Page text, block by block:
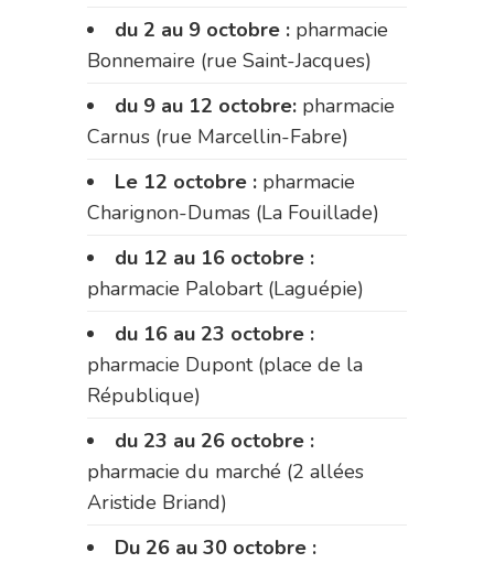
du 2 au 9 octobre : pharmacie
Bonnemaire (rue Saint-Jacques)
du 9 au 12 octobre: pharmacie
Carnus (rue Marcellin-Fabre)
Le 12 octobre : pharmacie
Charignon-Dumas (La Fouillade)
du 12 au 16 octobre :
pharmacie Palobart (Laguépie)
du 16 au 23 octobre :
pharmacie Dupont (place de la
République)
du 23 au 26 octobre :
pharmacie du marché (2 allées
Aristide Briand)
Du 26 au 30 octobre :